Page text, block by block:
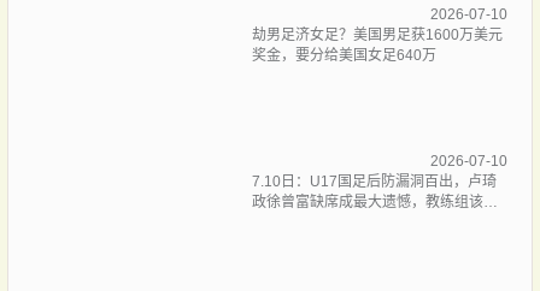
2026-07-10
劫男足济女足？美国男足获1600万美元
奖金，要分给美国女足640万
2026-07-10
7.10日：U17国足后防漏洞百出，卢琦
政徐曾富缺席成最大遗憾，教练组该醒